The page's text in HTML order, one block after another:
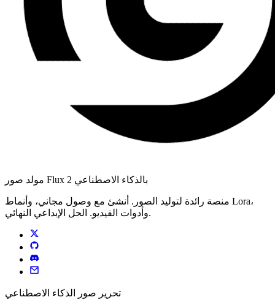
مولد صور Flux 2 بالذكاء الاصطناعي
منصة رائدة لتوليد الصور. أنشئ مع وصول مجاني، وأنماط Lora،
وأدوات الفيديو. الحل الإبداعي النهائي.
تحرير صور الذكاء الاصطناعي